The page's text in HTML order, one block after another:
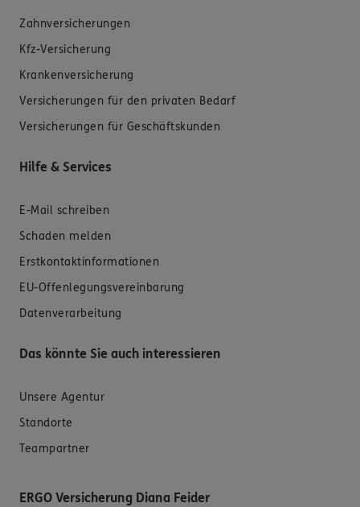
Zahnversicherungen
Kfz-Versicherung
Krankenversicherung
Versicherungen für den privaten Bedarf
Versicherungen für Geschäftskunden
Hilfe & Services
E-Mail schreiben
Schaden melden
Erstkontaktinformationen
EU-Offenlegungsvereinbarung
Datenverarbeitung
Das könnte Sie auch interessieren
Unsere Agentur
Standorte
Teampartner
ERGO Versicherung Diana Feider